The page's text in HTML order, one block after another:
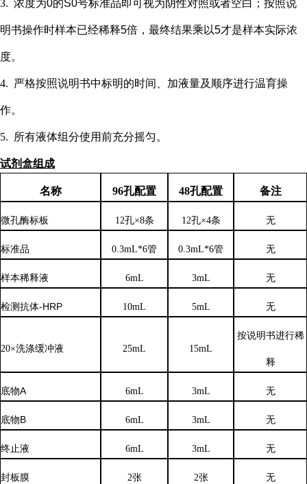
3. 浓度为0的S0号标准品即可视为阴性对照或者空白；按照说
明书操作时样本已经稀释5倍，最终结果乘以5才是样本实际浓
度。
4. 严格按照说明书中标明的时间、加液量及顺序进行温育操
作。
5. 所有液体组分使用前充分摇匀。
试剂盒组成
名称 96孔配置 48孔配置 备注
微孔酶标板 12孔×8条 12孔×4条 无
标准品 0.3mL*6管 0.3mL*6管 无
样本稀释液 6mL 3mL 无
检测抗体-HRP 10mL 5mL 无
20×洗涤缓冲液 25mL 15mL
按说明书进行稀
释
底物A 6mL 3mL 无
底物B 6mL 3mL 无
终止液 6mL 3mL 无
封板膜 2张 2张 无